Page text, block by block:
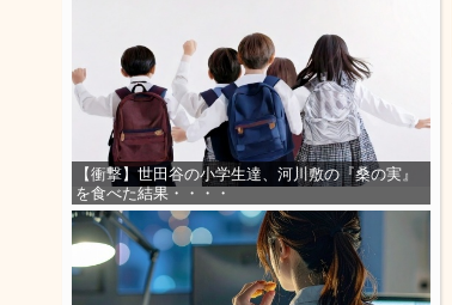
【衝撃】世田谷の小学生達、河川敷の『桑の実』
を食べた結果・・・・